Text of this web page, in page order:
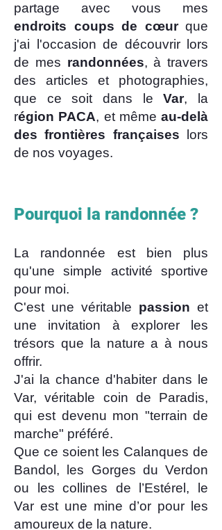
partage avec vous mes
endroits coups de cœurque
j'ai l'occasion de découvrir lors
de mes randonnées, à travers
des articles et photographies,
que ce soit dans le Var, la
région PACA, et même au-delà
des frontières françaises lors
de nos voyages.
Pourquoi la randonnée ?​
La randonnée est bien plus
qu'une simple activité sportive
pour moi.
C'est une véritable passion et
une invitation à explorer les
trésors que la nature a à nous
offrir.
J'ai la chance d'habiter dans le
Var, véritable coin de Paradis,
qui est devenu mon "terrain de
marche" préféré.
Que ce soient les Calanques de
Bandol, les Gorges du Verdon
ou les collines de l’Estérel, le
Var est une mine d’or pour les
amoureux de la nature.